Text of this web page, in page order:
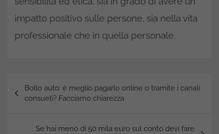
impatto positivo sulle persone, sia nella vita
professionale che in quella personale.
articoli
Bollo auto: è meglio pagarlo online o tramite i canali
consueti? Facciamo chiarezza
Se hai meno di 50 mila euro sul conto devi fare